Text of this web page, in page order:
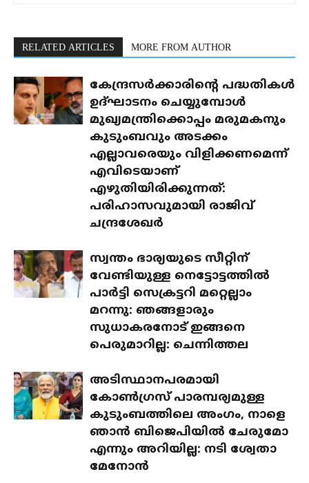
RELATED ARTICLES MORE FROM AUTHOR
കേന്ദ്രസർക്കാരിന്റെ പദ്ധതികൾ
ഉദ്ഘാടനം ചെയ്യുമ്പോൾ
മുഖ്യമന്ത്രിക്കൊപ്പം മരുമകനും
കുടുംബവും അടക്കം
എല്ലാവരെയും വിളിക്കണമെന്ന്
എവിടെയാണ്
എഴുതിയിരിക്കുന്നത്:
പരിഹാസവുമായി രാജിവ്
ചന്ദ്രശേഖർ
സ്വന്തം ഭാര്യയുടെ സീറ്റിന്
വേണ്ടിയുള്ള നെട്ടോട്ടത്തിൽ
പാർട്ടി സെക്രട്ടറി മറ്റെല്ലാം
മറന്നു: ഞങ്ങളാരും
സുധാകരനോട് ഇങ്ങനെ
പെരുമാറില്ല: ചെന്നിത്തല
അടിസ്ഥാനപരമായി
കോൺഗ്രസ് പാരമ്പര്യമുള്ള
കുടുംബത്തിലെ അംഗം, നാളെ
ഞാൻ ബിജെപിയിൽ ചേരുമോ
എന്നും അറിയില്ല: നടി ശ്വേതാ
മേനോൻ